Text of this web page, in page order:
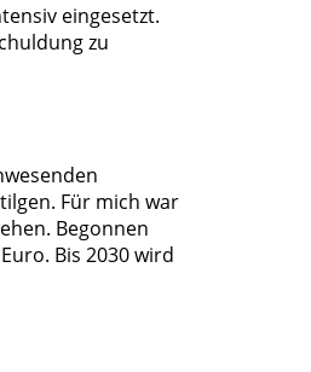
eingesetzt.
zu
Für mich war
Begonnen
Bis 2030 wird